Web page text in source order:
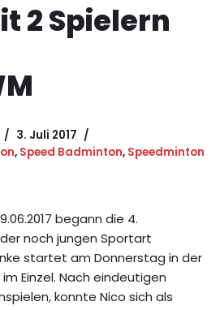
2 Spielern
3. Juli 2017
, Speed Badminton, Speedminton
begann die 4.
noch jungen Sportart
startet am Donnerstag in der
Einzel. Nach eindeutigen
konnte Nico sich als